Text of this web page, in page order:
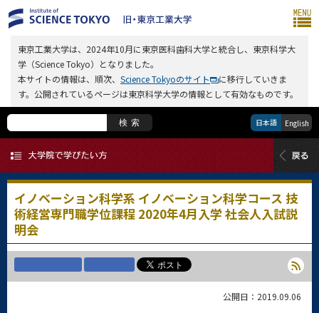
東京工業大学は、2024年10月に東京医科歯科大学と統合し、東京科学大
学（Science Tokyo）となりました。
本サイトの情報は、順次、 Science Tokyoのサイト
に移行していきま
す。公開されているページは東京科学大学の情報として有効なものです。
検索 日本語 English
イノベーション科学系 イノベーション科学コース 技
術経営専門職学位課程 2020年4月入学 社会人入試説
明会
公開日：2019.09.06